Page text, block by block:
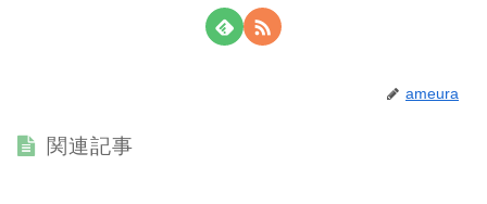
ameura
関連記事